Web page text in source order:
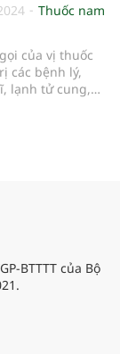
Thuốc nam
của vị thuốc
các bệnh lý,
lạnh tử cung,
BTTTT của Bộ